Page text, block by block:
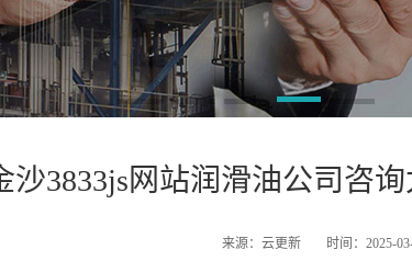
沙3833js网站润滑油公司咨
来源：云更新 时间：2025-